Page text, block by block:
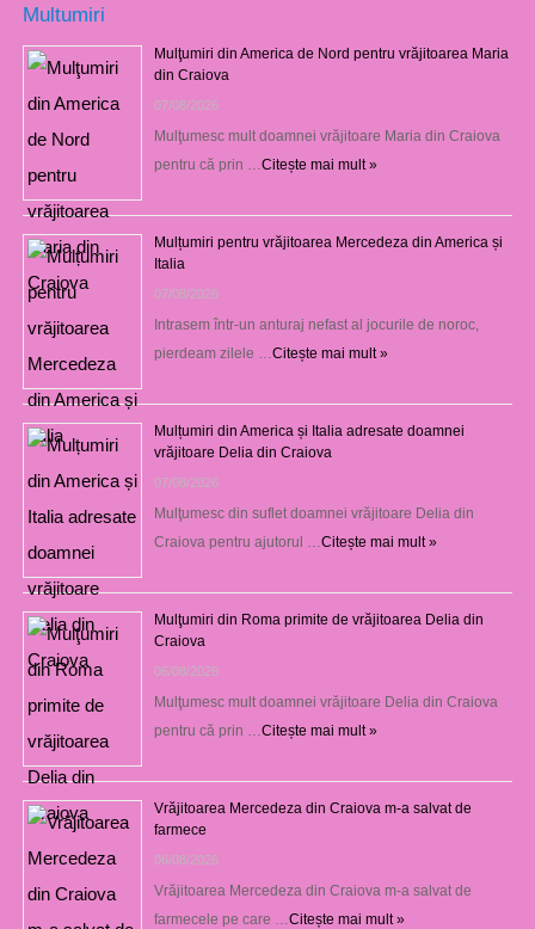
Multumiri
Mulţumiri din America de Nord pentru vrăjitoarea Maria
din Craiova
07/08/2026
Mulţumesc mult doamnei vrăjitoare Maria din Craiova
pentru că prin … Citește mai mult »
Mulțumiri pentru vrăjitoarea Mercedeza din America și
Italia
07/08/2026
Intrasem într-un anturaj nefast al jocurile de noroc,
pierdeam zilele … Citește mai mult »
Mulțumiri din America și Italia adresate doamnei
vrăjitoare Delia din Craiova
07/08/2026
Mulţumesc din suflet doamnei vrăjitoare Delia din
Craiova pentru ajutorul … Citește mai mult »
Mulţumiri din Roma primite de vrăjitoarea Delia din
Craiova
06/08/2026
Mulţumesc mult doamnei vrăjitoare Delia din Craiova
pentru că prin … Citește mai mult »
Vrăjitoarea Mercedeza din Craiova m-a salvat de
farmece
06/08/2026
Vrăjitoarea Mercedeza din Craiova m-a salvat de
farmecele pe care … Citește mai mult »